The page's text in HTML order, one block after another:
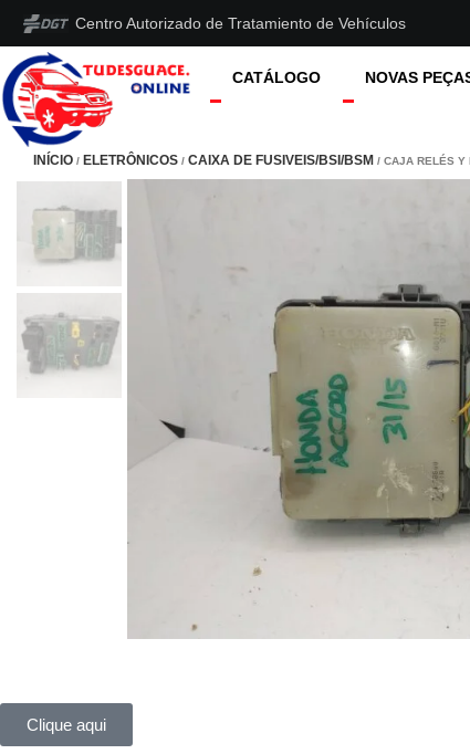
Centro Autorizado de Tratamiento de Vehículos
CATÁLOGO NOVAS
INÍCIO / ELETRÔNICOS / CAIXA DE FUSIVEIS/BSI/BSM / CAJA RELÉS Y
Clique aqui